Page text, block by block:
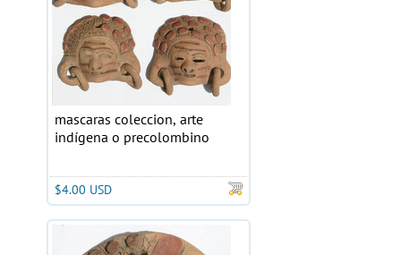
mascaras coleccion, arte
indígena o precolombino
$4.00 USD